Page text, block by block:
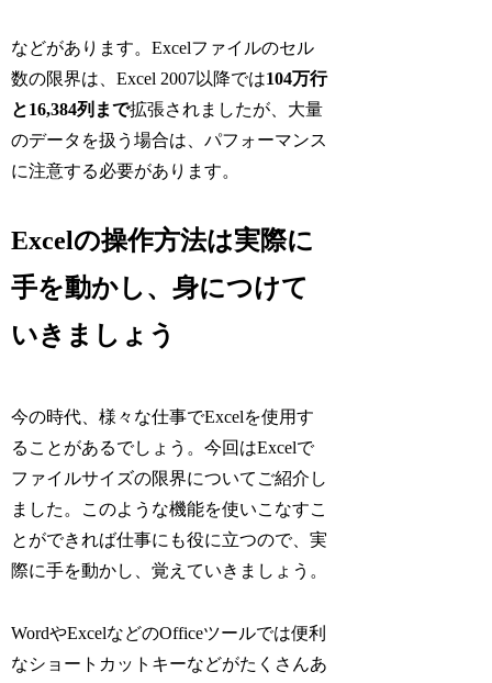
などがあります。Excelファイルのセル
数の限界は、Excel 2007以降では104万行
と16,384列まで拡張されましたが、大量
のデータを扱う場合は、パフォーマンス
に注意する必要があります。
Excelの操作方法は実際に
手を動かし、身につけて
いきましょう
今の時代、様々な仕事でExcelを使用す
ることがあるでしょう。今回はExcelで
ファイルサイズの限界についてご紹介し
ました。このような機能を使いこなすこ
とができれば仕事にも役に立つので、実
際に手を動かし、覚えていきましょう。
WordやExcelなどのOfficeツールでは便利
なショートカットキーなどがたくさんあ